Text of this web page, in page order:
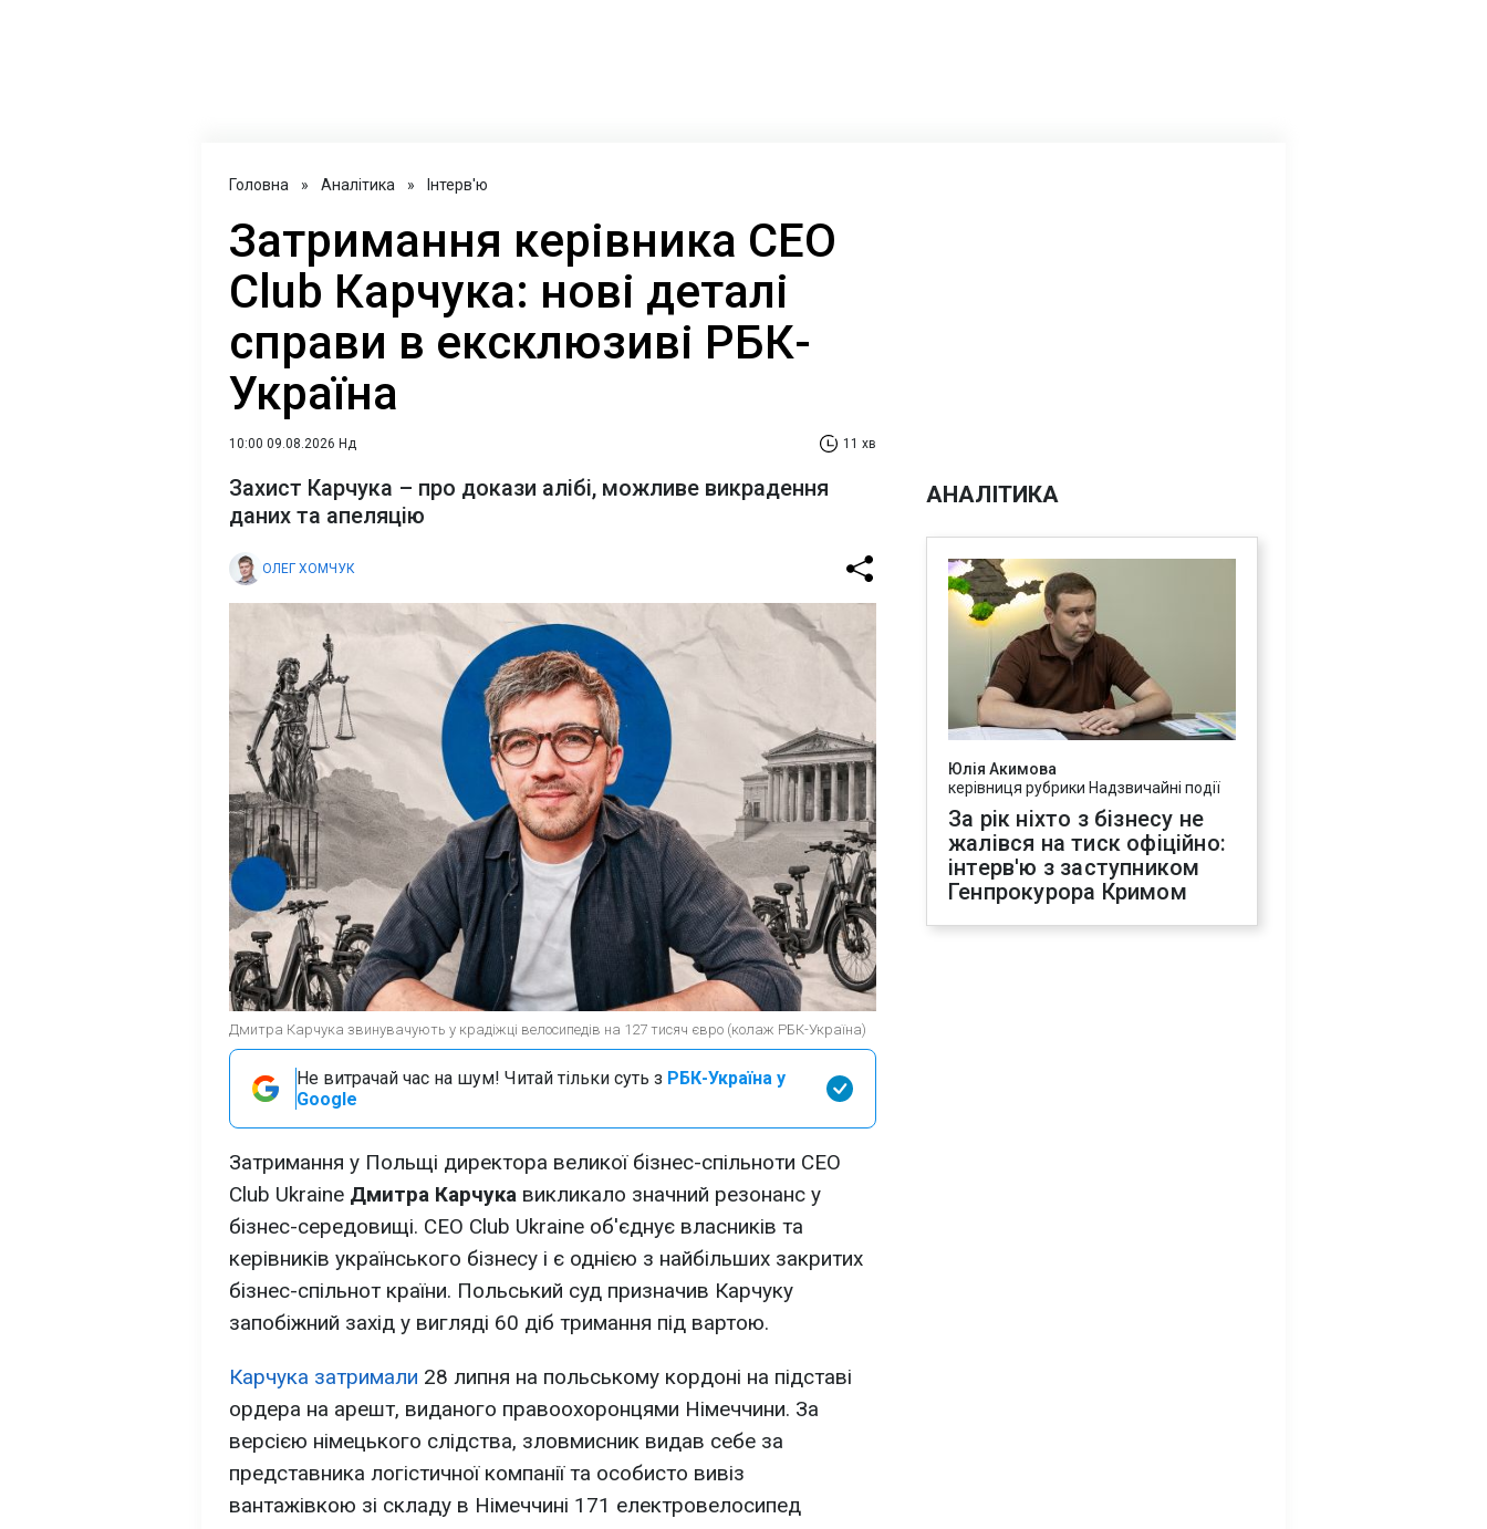
Головна » Аналітика » Інтерв'ю
Затримання керівника CEO
Club Карчука: нові деталі
справи в ексклюзиві РБК-
Україна
10:00 09.08.2026 Нд 11 хв
Захист Карчука – про докази алібі, можливе викрадення
даних та апеляцію
ОЛЕГ ХОМЧУК
Дмитра Карчука звинувачують у крадіжці велосипедів на 127 тисяч євро (колаж РБК-Україна)
Не витрачай час на шум! Читай тільки суть з РБК-Україна у
Google
Затримання у Польщі директора великої бізнес-спільноти CEO
Club Ukraine Дмитра Карчука викликало значний резонанс у
бізнес-середовищі. CEO Club Ukraine об'єднує власників та
керівників українського бізнесу і є однією з найбільших закритих
бізнес-спільнот країни. Польський суд призначив Карчуку
запобіжний захід у вигляді 60 діб тримання під вартою.
Карчука затримали 28 липня на польському кордоні на підставі
ордера на арешт, виданого правоохоронцями Німеччини. За
версією німецького слідства, зловмисник видав себе за
представника логістичної компанії та особисто вивіз
вантажівкою зі складу в Німеччині 171 електровелосипед
АНАЛІТИКА
Юлія Акимова
керівниця рубрики Надзвичайні події
За рік ніхто з бізнесу не
жалівся на тиск офіційно:
інтерв'ю з заступником
Генпрокурора Кримом